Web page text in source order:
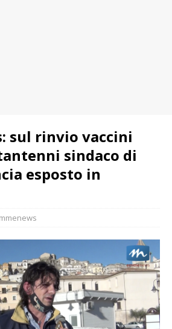
sul rinvio vaccini
sindaco di
esposto in